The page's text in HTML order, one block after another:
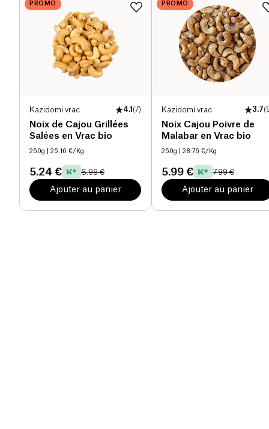
PROMO
Kazidomi vrac 4.1 (7)
Noix de Cajou Grillées
Salées en Vrac bio
250g | 25.16 €/Kg
5.24 € 6.99 €
Ajouter au panier
PROMO
Kazidomi vrac 3.7(
Noix Cajou Poivre de
Malabar en Vrac bio
250g | 28.76 €/Kg
5.99 € 7.99 €
Ajouter au panier